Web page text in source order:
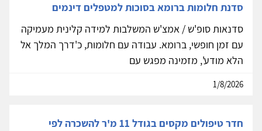
סדנת חלומות ברומא בסוכות למטפלים דינמים
סדנאות סופ'ש / אמצ'ש המשלבות למידה קלינית מעמיקה
עם זמן חופשי, ברומא. עבודה עם חלומות, כ'דרך המלך אל
הלא מודע', מזמינה מפגש עם
1/8/2026
חדר טיפולים מקסים בגודל 11 מ'ר להשכרה לפי